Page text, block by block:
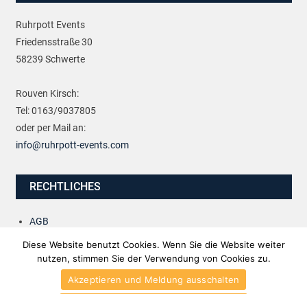
Ruhrpott Events
Friedensstraße 30
58239 Schwerte
Rouven Kirsch:
Tel: 0163/9037805
oder per Mail an:
info@ruhrpott-events.com
RECHTLICHES
AGB
Datenschutzerklärung
Diese Website benutzt Cookies. Wenn Sie die Website weiter
nutzen, stimmen Sie der Verwendung von Cookies zu.
Akzeptieren und Meldung ausschalten